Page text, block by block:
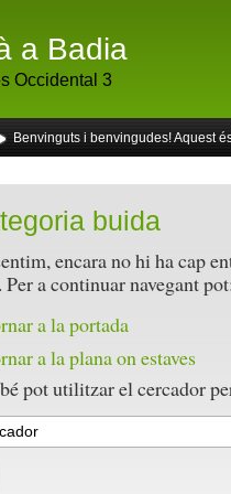
a Badia
Occidental 3
Benvinguts i benvingudes! Aquest
buida
encara no hi ha cap
Per a continuar navegant
a la portada
a la plana on estaves
pot utilitzar el cercador